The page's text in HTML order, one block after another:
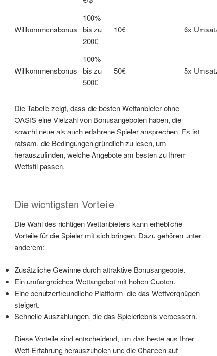
Willkommensbonus
100%
bis zu
200€
10€ 6x
Willkommensbonus
100%
bis zu
500€
50€ 5x
Die Tabelle zeigt, dass die besten Wettanbieter ohne
OASIS eine Vielzahl von Bonusangeboten haben, die
sowohl neue als auch erfahrene Spieler ansprechen. Es ist
ratsam, die Bedingungen gründlich zu lesen, um
herauszufinden, welche Angebote am besten zu Ihrem
Wettstil passen.
Die wichtigsten Vorteile
Die Wahl des richtigen Wettanbieters kann erhebliche
Vorteile für die Spieler mit sich bringen. Dazu gehören unter
anderem:
Zusätzliche Gewinne durch attraktive Bonusangebote.
Ein umfangreiches Wettangebot mit hohen Quoten.
Eine benutzerfreundliche Plattform, die das Wettvergnügen
steigert.
Schnelle Auszahlungen, die das Spielerlebnis verbessern.
Diese Vorteile sind entscheidend, um das beste aus Ihrer
Wett-Erfahrung herauszuholen und die Chancen auf